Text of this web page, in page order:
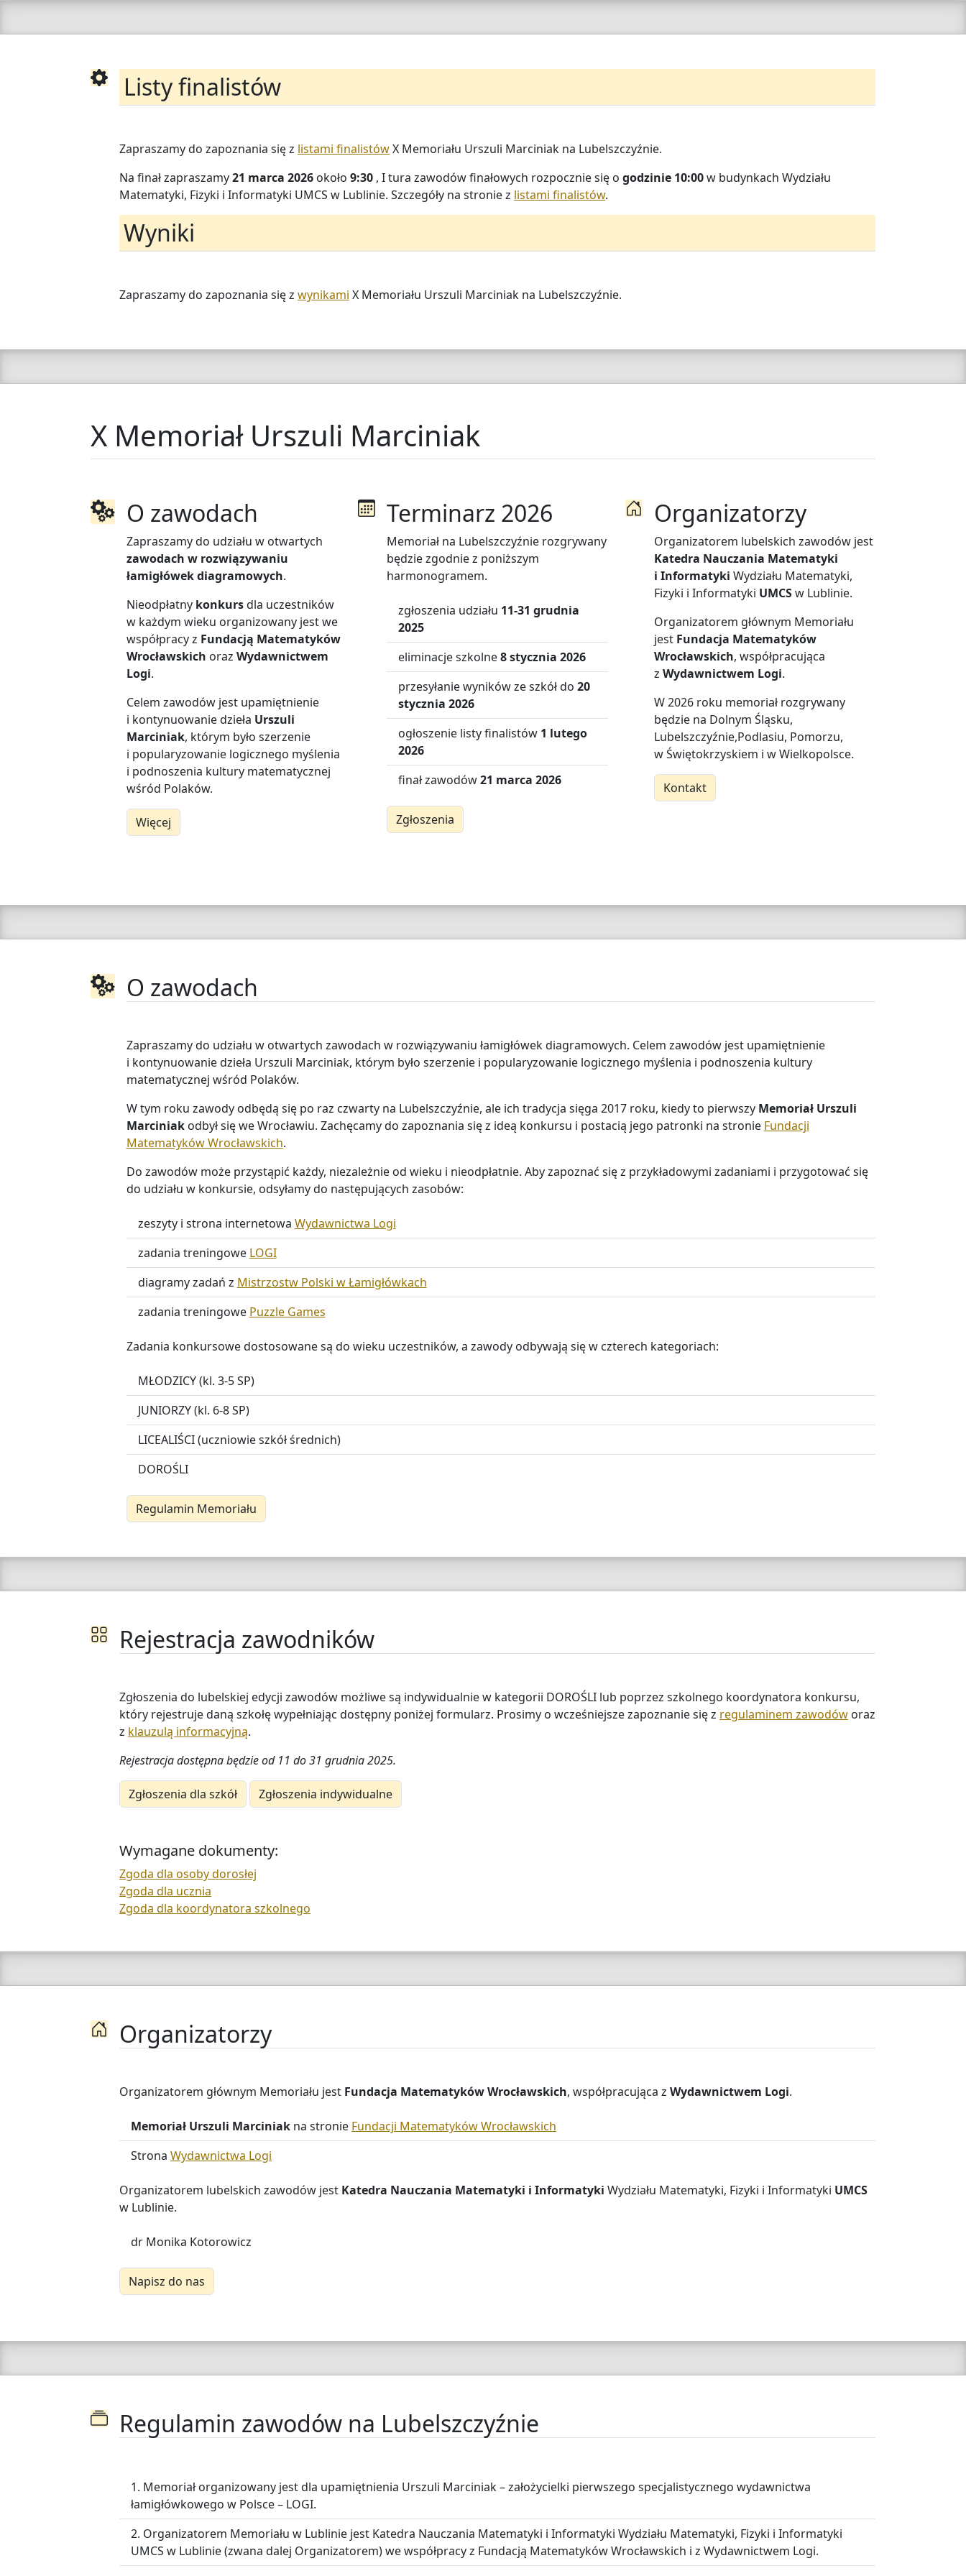
Listy finalistów
Zapraszamy do zapoznania się z listami finalistówX Memoriału Urszuli Marciniak na Lubelszczyźnie.
Na finał zapraszamy21 marca 2026 około 9:30 , I tura zawodów finałowych rozpocznie się o godzinie 10:00w budynkach Wydziału
Matematyki, Fizyki i Informatyki UMCS w Lublinie. Szczegóły na stronie z listami finalistów.
Wyniki
Zapraszamy do zapoznania się z wynikami X Memoriału Urszuli Marciniak na Lubelszczyźnie.
X Memoriał Urszuli Marciniak
O zawodach
Zapraszamy do udziału w otwartych
zawodach w rozwiązywaniu
łamigłówek diagramowych.
Nieodpłatny konkursdla uczestników
w każdym wieku organizowany jest we
współpracy z Fundacją Matematyków
Wrocławskich oraz Wydawnictwem
Logi.
Celem zawodów jest upamiętnienie
i kontynuowanie dzieła Urszuli
Marciniak, którym było szerzenie
i popularyzowanie logicznego myślenia
i podnoszenia kultury matematycznej
wśród Polaków.
Więcej
Terminarz 2026
Memoriał na Lubelszczyźnie rozgrywany
będzie zgodnie z poniższym
harmonogramem.
zgłoszenia udziału 11-31 grudnia
2025
eliminacje szkolne8 stycznia 2026
przesyłanie wyników ze szkół do 20
stycznia 2026
ogłoszenie listy finalistów 1 lutego
2026
finał zawodów21 marca 2026
Zgłoszenia
Organizatorzy
Organizatorem lubelskich zawodów jest
Katedra Nauczania Matematyki
i Informatyki Wydziału Matematyki,
Fizyki i Informatyki UMCSw Lublinie.
Organizatorem głównym Memoriału
jest Fundacja Matematyków
Wrocławskich, współpracująca
z Wydawnictwem Logi.
W 2026 roku memoriał rozgrywany
będzie na Dolnym Śląsku,
Lubelszczyźnie,Podlasiu, Pomorzu,
w Świętokrzyskiem i w Wielkopolsce.
Kontakt
O zawodach
Zapraszamy do udziału w otwartych zawodach w rozwiązywaniu łamigłówek diagramowych. Celem zawodów jest upamiętnienie
i kontynuowanie dzieła Urszuli Marciniak, którym było szerzenie i popularyzowanie logicznego myślenia i podnoszenia kultury
matematycznej wśród Polaków.
W tym roku zawody odbędą się po raz czwarty na Lubelszczyźnie, ale ich tradycja sięga 2017 roku, kiedy to pierwszy Memoriał Urszuli
Marciniakodbył się we Wrocławiu. Zachęcamy do zapoznania się z ideą konkursu i postacią jego patronki na stronie Fundacji
Matematyków Wrocławskich.
Do zawodów może przystąpić każdy, niezależnie od wieku i nieodpłatnie. Aby zapoznać się z przykładowymi zadaniami i przygotować się
do udziału w konkursie, odsyłamy do następujących zasobów:
zeszyty i strona internetowa Wydawnictwa Logi
zadania treningowe LOGI
diagramy zadań z Mistrzostw Polski w Łamigłówkach
zadania treningowe Puzzle Games
Zadania konkursowe dostosowane są do wieku uczestników, a zawody odbywają się w czterech kategoriach:
MŁODZICY (kl. 3-5 SP)
JUNIORZY (kl. 6-8 SP)
LICEALIŚCI (uczniowie szkół średnich)
DOROŚLI
Regulamin Memoriału
Rejestracja zawodników
Zgłoszenia do lubelskiej edycji zawodów możliwe są indywidualnie w kategorii DOROŚLI lub poprzez szkolnego koordynatora konkursu,
który rejestruje daną szkołę wypełniając dostępny poniżej formularz. Prosimy o wcześniejsze zapoznanie się z regulaminem zawodów oraz
z klauzulą informacyjną.
Rejestracja dostępna będzie od 11 do 31 grudnia 2025.
Zgłoszenia dla szkół Zgłoszenia indywidualne
Wymagane dokumenty:
Zgoda dla osoby dorosłej
Zgoda dla ucznia
Zgoda dla koordynatora szkolnego
Organizatorzy
Organizatorem głównym Memoriału jest Fundacja Matematyków Wrocławskich, współpracująca z Wydawnictwem Logi.
Memoriał Urszuli Marciniak na stronie Fundacji Matematyków Wrocławskich
Strona Wydawnictwa Logi
Organizatorem lubelskich zawodów jest Katedra Nauczania Matematyki i Informatyki Wydziału Matematyki, Fizyki i Informatyki UMCS
w Lublinie.
dr Monika Kotorowicz
Napisz do nas
Regulamin zawodów na Lubelszczyźnie
Memoriał organizowany jest dla upamiętnienia Urszuli Marciniak – założycielki pierwszego specjalistycznego wydawnictwa
łamigłówkowego w Polsce – LOGI.
Organizatorem Memoriału w Lublinie jest Katedra Nauczania Matematyki i Informatyki Wydziału Matematyki, Fizyki i Informatyki
UMCS w Lublinie (zwana dalej Organizatorem) we współpracy z Fundacją Matematyków Wrocławskich i z Wydawnictwem Logi.